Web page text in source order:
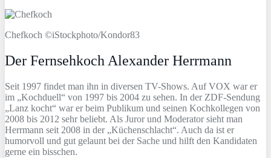
Chefkoch ©iStockphoto/Kondor83
Der Fernsehkoch Alexander Herrmann
Seit 1997 findet man ihn in diversen TV-Shows. Auf VOX war er
im „Kochduell“ von 1997 bis 2004 zu sehen. In der ZDF-Sendung
„Lanz kocht“ war er beim Publikum und seinen Kochkollegen von
2008 bis 2012 sehr beliebt. Als Juror und Moderator sieht man
Herrmann seit 2008 in der „Küchenschlacht“. Auch da ist er
humorvoll und gut gelaunt bei der Sache und hilft den Kandidaten
gerne ein bisschen.